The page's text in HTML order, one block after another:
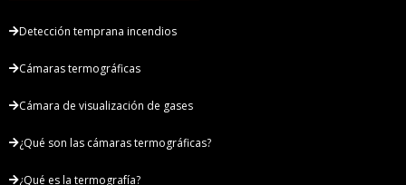
Detección temprana incendios
Cámaras termográficas
Cámara de visualización de gases
¿Qué son las cámaras termográficas?
¿Qué es la termografía?